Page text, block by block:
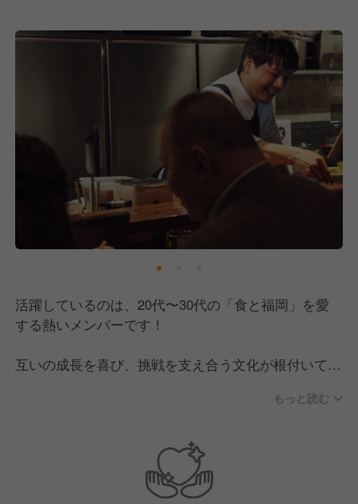
活躍しているのは、20代〜30代の「食と福岡」を愛
する熱いメンバーです！
互いの成長を喜び、挑戦を支え合う文化が根付いてい
営スキルを身につけたい」という野心は大歓迎。店長
ノウハウを惜しみなく伝授します。
イベント時にはチーム一丸となって盛り上がる、活気
もっと読む